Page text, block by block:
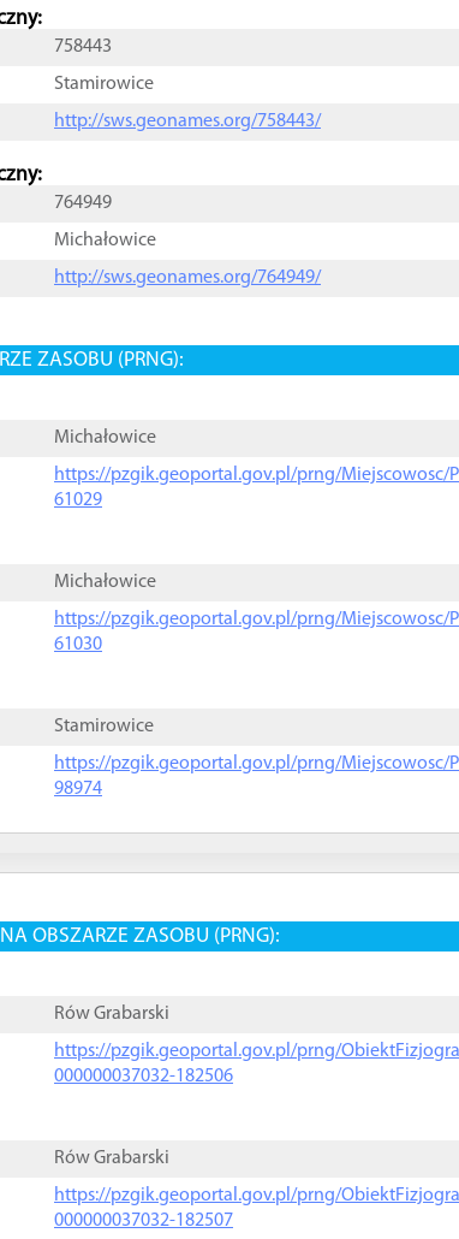
758443
Stamirowice
http://sws.geonames.org/758443/
764949
Michałowice
http://sws.geonames.org/764949/
ZASOBU (PRNG):
Michałowice
https://pzgik.geoportal.gov.pl/prng/Miejscowosc/
61029
Michałowice
https://pzgik.geoportal.gov.pl/prng/Miejscowosc/
61030
Stamirowice
https://pzgik.geoportal.gov.pl/prng/Miejscowosc/
98974
OBSZARZE ZASOBU (PRNG):
Rów Grabarski
https://pzgik.geoportal.gov.pl/prng/
000000037032-182506
Rów Grabarski
https://pzgik.geoportal.gov.pl/prng/
000000037032-182507